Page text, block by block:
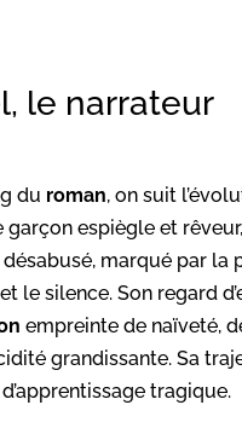
le narrateur
du roman, on suit
garçon espiègle et
marqué par la
le silence. Son regard
empreinte de naïveté,
grandissante. Sa
d’apprentissage tragique.